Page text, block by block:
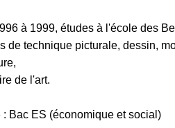
à 1999, études à l'école des
de technique picturale, dessin,
de l'art.
: Bac ES (économique et social)